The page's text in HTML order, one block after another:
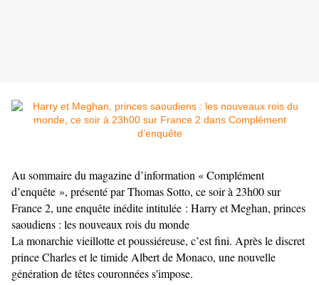
Au sommaire du magazine d’information « Complément
d’enquête », présenté par Thomas Sotto, ce soir à 23h00 sur
France 2, une enquête inédite intitulée : Harry et Meghan, princes
saoudiens : les nouveaux rois du monde
La monarchie vieillotte et poussiéreuse, c’est fini. Après le discret
prince Charles et le timide Albert de Monaco, une nouvelle
génération de têtes couronnées s'impose.